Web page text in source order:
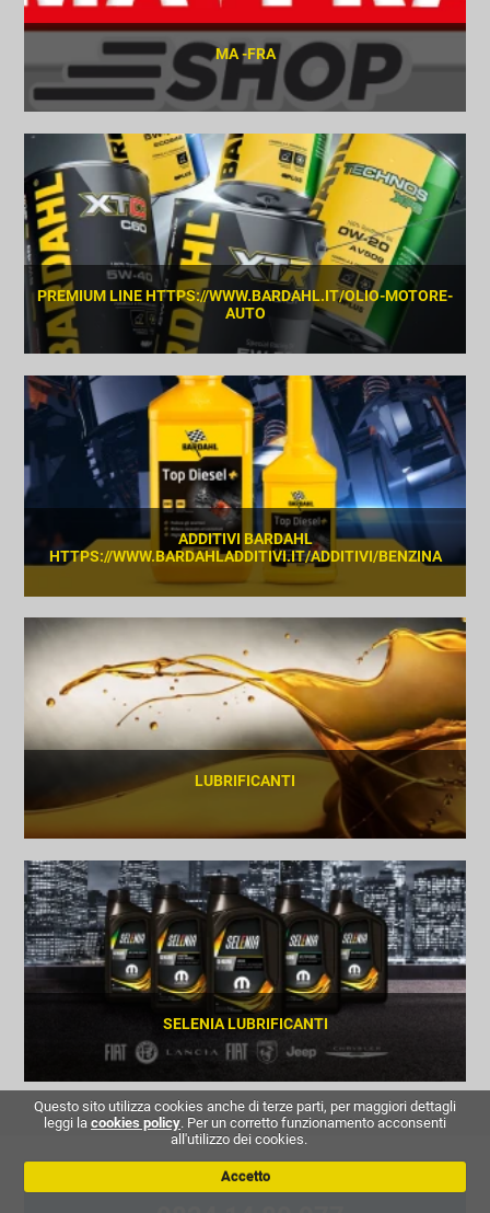
Questo sito utilizza cookies anche di terze parti, per maggiori dettagli
leggi la cookies policy. Per un corretto funzionamento acconsenti
all'utilizzo dei cookies.
Accetto
MA -FRA
SCOPRI
PREMIUM LINE HTTPS://WWW.BARDAHL.IT/OLIO-MOTORE-
AUTO
SCOPRI
ADDITIVI BARDAHL
HTTPS://WWW.BARDAHLADDITIVI.IT/ADDITIVI/BENZINA
SCOPRI
LUBRIFICANTI
SCOPRI
SELENIA LUBRIFICANTI
SCOPRI